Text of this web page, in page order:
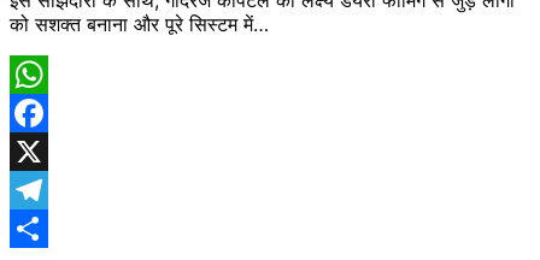
को सशक्त बनाना और पूरे सिस्टम में…
WhatsApp
Facebook
X
Telegram